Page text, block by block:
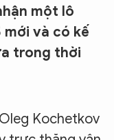
một lô
và có kế
trong thời
Kochetkov